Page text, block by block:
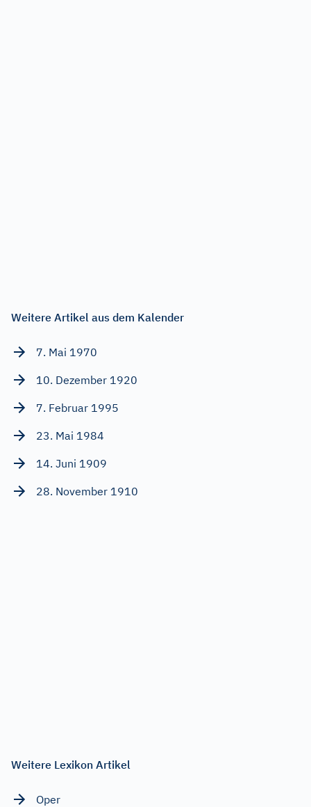
Weitere Artikel aus dem Kalender
7. Mai 1970
10. Dezember 1920
7. Februar 1995
23. Mai 1984
14. Juni 1909
28. November 1910
Weitere Lexikon Artikel
Oper